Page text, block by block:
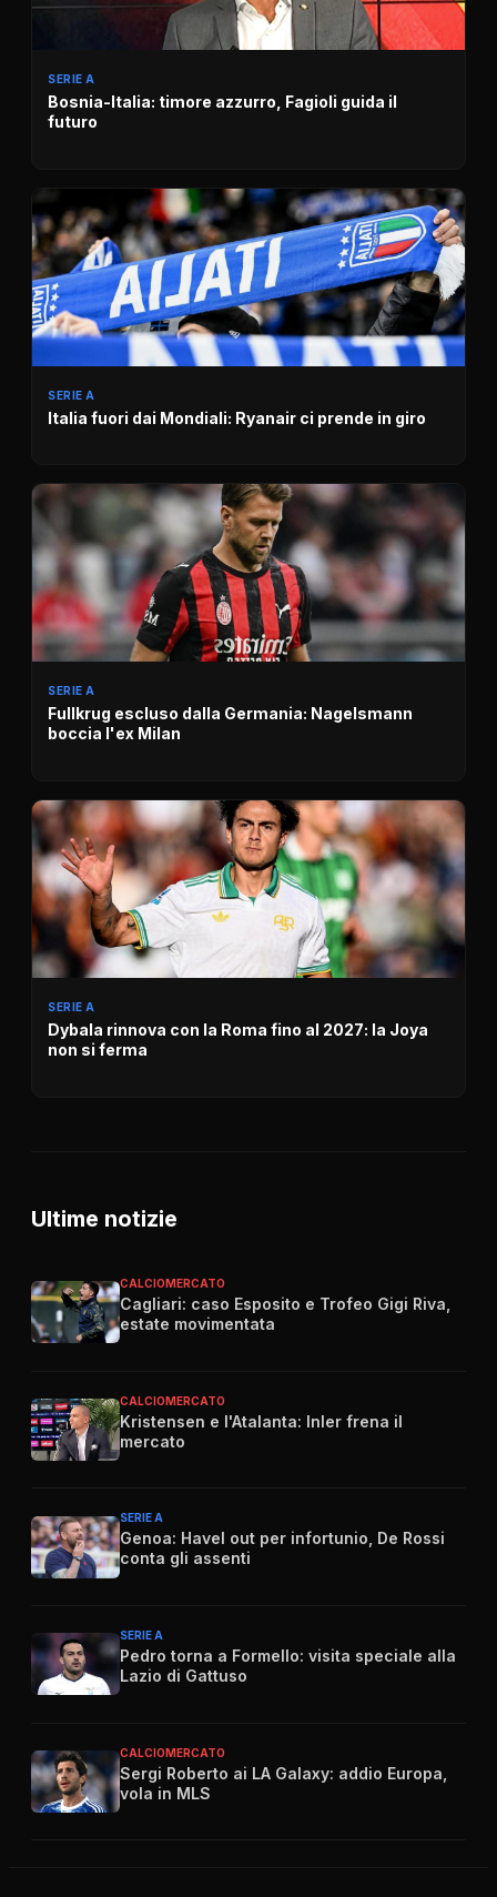
SERIE A
Bosnia-Italia: timore azzurro, Fagioli guida il
futuro
SERIE A
Italia fuori dai Mondiali: Ryanair ci prende in giro
SERIE A
Fullkrug escluso dalla Germania: Nagelsmann
boccia l'ex Milan
SERIE A
Dybala rinnova con la Roma fino al 2027: la Joya
non si ferma
Ultime notizie
CALCIOMERCATO
Cagliari: caso Esposito e Trofeo Gigi Riva,
estate movimentata
CALCIOMERCATO
Kristensen e l'Atalanta: Inler frena il
mercato
SERIE A
Genoa: Havel out per infortunio, De Rossi
conta gli assenti
SERIE A
Pedro torna a Formello: visita speciale alla
Lazio di Gattuso
CALCIOMERCATO
Sergi Roberto ai LA Galaxy: addio Europa,
vola in MLS